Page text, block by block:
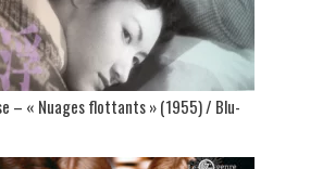
– « Nuages flottants » (1955) / Blu-